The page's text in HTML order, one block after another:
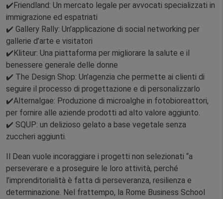
✔️Friendland: Un mercato legale per avvocati specializzati in
immigrazione ed espatriati
✔️ Gallery Rally: Un’applicazione di social networking per
gallerie d’arte e visitatori
✔️Kliteur: Una piattaforma per migliorare la salute e il
benessere generale delle donne
✔️ The Design Shop: Un’agenzia che permette ai clienti di
seguire il processo di progettazione e di personalizzarlo
✔️Alternalgae: Produzione di microalghe in fotobioreattori,
per fornire alle aziende prodotti ad alto valore aggiunto.
✔️ SQUP: un delizioso gelato a base vegetale senza
zuccheri aggiunti.
Il Dean vuole incoraggiare i progetti non selezionati “a
perseverare e a proseguire le loro attività, perché
l’imprenditorialità è fatta di perseveranza, resilienza e
determinazione. Nel frattempo, la Rome Business School